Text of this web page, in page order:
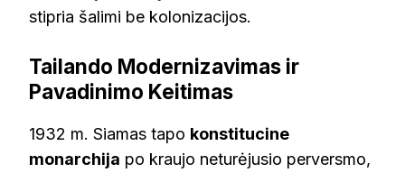
stipria šalimi be kolonizacijos.
Tailando Modernizavimas ir
Pavadinimo Keitimas
1932 m. Siamas tapo konstitucine
monarchija po kraujo neturėjusio perversmo,